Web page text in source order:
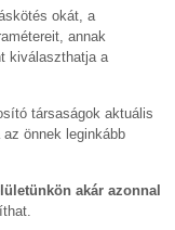
okát, a
annak
kiválaszthatja a
társaságok aktuális
önnek leginkább
akár azonnal